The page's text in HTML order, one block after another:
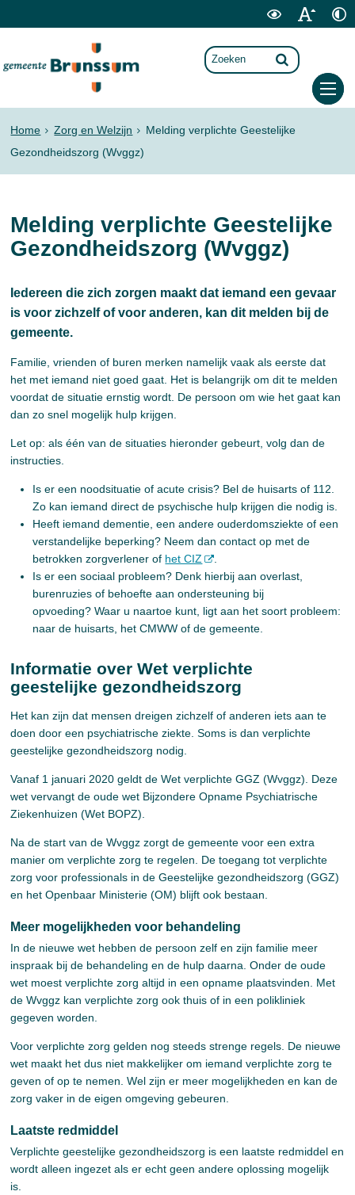
Home Zorg en Welzijn
Melding verplichte Geestelijke
Gezondheidszorg (Wvggz)
Melding verplichte Geestelijke
Gezondheidszorg (Wvggz)
Iedereen die zich zorgen maakt dat iemand een gevaar
is voor zichzelf of voor anderen, kan dit melden bij de
gemeente.
Familie, vrienden of buren merken namelijk vaak als eerste dat
het met iemand niet goed gaat. Het is belangrijk om dit te melden
voordat de situatie ernstig wordt. De persoon om wie het gaat kan
dan zo snel mogelijk hulp krijgen.
Let op: als één van de situaties hieronder gebeurt, volg dan de
instructies.
Is er een noodsituatie of acute crisis? Bel de huisarts of 112.
Zo kan iemand direct de psychische hulp krijgen die nodig is.
Heeft iemand dementie, een andere ouderdomsziekte of een
verstandelijke beperking? Neem dan contact op met de
betrokken zorgverlener of het CIZ
Is er een sociaal probleem? Denk hierbij aan overlast,
burenruzies of behoefte aan ondersteuning bij
opvoeding? Waar u naartoe kunt, ligt aan het soort probleem:
naar de huisarts, het CMWW of de gemeente.
Informatie over Wet verplichte
geestelijke gezondheidszorg
Het kan zijn dat mensen dreigen zichzelf of anderen iets aan te
doen door een psychiatrische ziekte. Soms is dan verplichte
geestelijke gezondheidszorg nodig.
Vanaf 1 januari 2020 geldt de Wet verplichte GGZ (Wvggz). Deze
wet vervangt de oude wet Bijzondere Opname Psychiatrische
Ziekenhuizen (Wet BOPZ).
Na de start van de Wvggz zorgt de gemeente voor een extra
manier om verplichte zorg te regelen. De toegang tot verplichte
zorg voor professionals in de Geestelijke gezondheidszorg (GGZ)
en het Openbaar Ministerie (OM) blijft ook bestaan.
Meer mogelijkheden voor behandeling
In de nieuwe wet hebben de persoon zelf en zijn familie meer
inspraak bij de behandeling en de hulp daarna. Onder de oude
wet moest verplichte zorg altijd in een opname plaatsvinden. Met
de Wvggz kan verplichte zorg ook thuis of in een polikliniek
gegeven worden.
Voor verplichte zorg gelden nog steeds strenge regels. De nieuwe
wet maakt het dus niet makkelijker om iemand verplichte zorg te
geven of op te nemen. Wel zijn er meer mogelijkheden en kan de
zorg vaker in de eigen omgeving gebeuren.
Laatste redmiddel
Verplichte geestelijke gezondheidszorg is een laatste redmiddel en
wordt alleen ingezet als er echt geen andere oplossing mogelijk
is.